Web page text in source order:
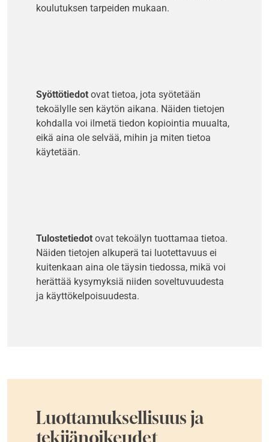
koulutuksen tarpeiden mukaan.
Syöttötiedot ovat tietoa, jota syötetään
tekoälylle sen käytön aikana. Näiden tietojen
kohdalla voi ilmetä tiedon kopiointia muualta,
eikä aina ole selvää, mihin ja miten tietoa
käytetään.
Tulostetiedot ovat tekoälyn tuottamaa tietoa.
Näiden tietojen alkuperä tai luotettavuus ei
kuitenkaan aina ole täysin tiedossa, mikä voi
herättää kysymyksiä niiden soveltuvuudesta
ja käyttökelpoisuudesta.
Luottamuksellisuus ja
tekijänoikeudet